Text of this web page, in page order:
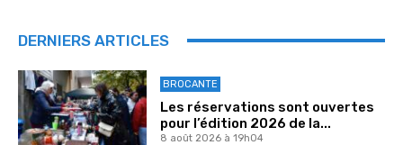
DERNIERS ARTICLES
BROCANTE
Les réservations sont ouvertes
pour l’édition 2026 de la...
8 août 2026 à 19h04